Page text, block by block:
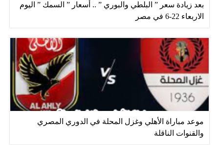
بعد زيادة سعر ” البلطي والبوري ” .. أسعار ” السمك ” اليوم
الاربعاء 22-6 في مصر
موعد مباراة الأهلي وغزل المحلة في الدوري المصري
والقنوات الناقلة